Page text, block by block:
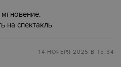
на спектакль
14 НОЯБРЯ 2025 В 15:34